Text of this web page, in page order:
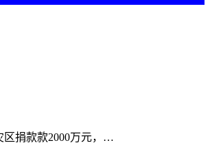
区捐款款2000万元，…